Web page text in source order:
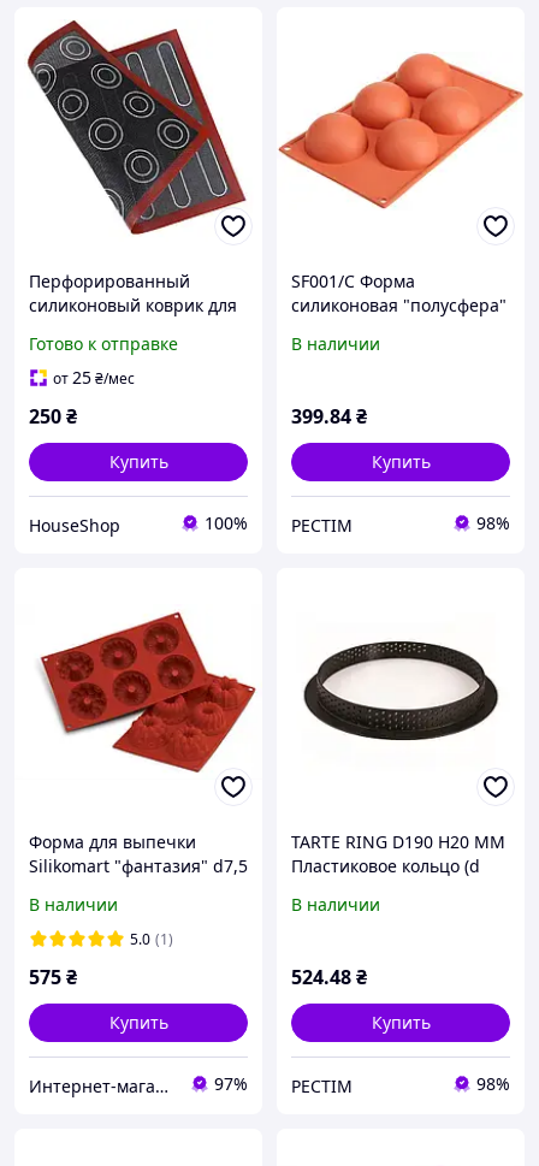
Перфорированный
силиконовый коврик для
антипригарный,
термостойкий 40x50
Готово к отправке
от25₴/мес
250₴
Купить
HouseShop 100%
SF001/C Форма
силиконовая "полусфера"
"Silikomart"
В наличии
399.84₴
Купить
РЕСТІМ 98%
Форма для выпечки
Silikomart "фантазия" d7,5
(SF061/C) с быстрой
доставкой по Украине
В наличии
5.0 (1)
575₴
Купить
Интернет-магазин"FANTIKI" 97%
TARTE RING D190 H20 MM
Пластиковое кольцо (d
"Silikomart"
В наличии
524.48₴
Купить
РЕСТІМ 98%